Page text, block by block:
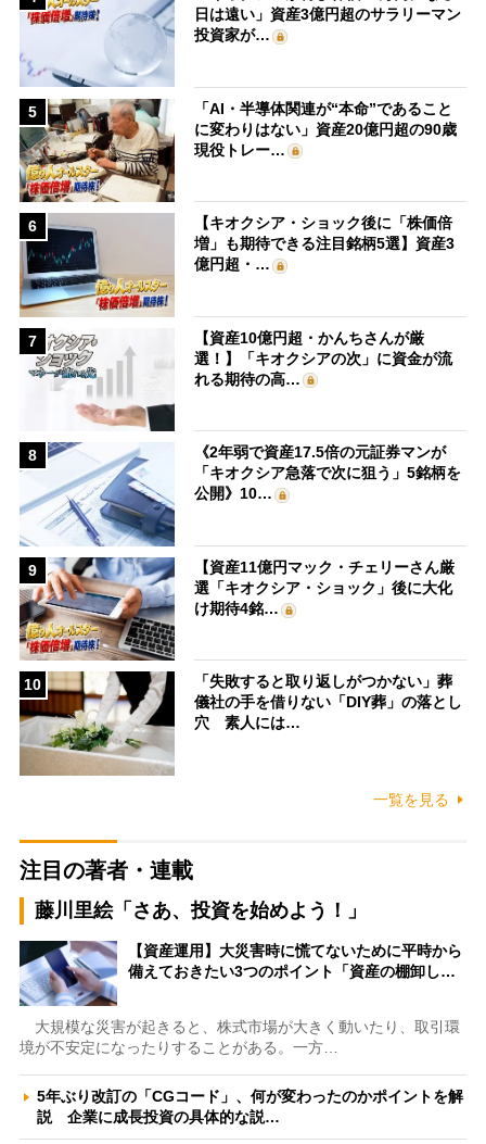
日は遠い」資産3億円超のサラリーマン
投資家が…
5
「AI・半導体関連が“本命”であること
に変わりはない」資産20億円超の90歳
現役トレー…
6
【キオクシア・ショック後に「株価倍
増」も期待できる注目銘柄5選】資産3
億円超・…
7
【資産10億円超・かんちさんが厳
選！】「キオクシアの次」に資金が流
れる期待の高…
8
《2年弱で資産17.5倍の元証券マンが
「キオクシア急落で次に狙う」5銘柄を
公開》10…
9
【資産11億円マック・チェリーさん厳
選「キオクシア・ショック」後に大化
け期待4銘…
10
「失敗すると取り返しがつかない」葬
儀社の手を借りない「DIY葬」の落とし
穴 素人には…
一覧を見る
注目の著者・連載
藤川里絵「さあ、投資を始めよう！」
【資産運用】大災害時に慌てないために平時から
備えておきたい3つのポイント「資産の棚卸し…
大規模な災害が起きると、株式市場が大きく動いたり、取引環
境が不安定になったりすることがある。一方…
5年ぶり改訂の「CGコード」、何が変わったのかポイントを解
説 企業に成長投資の具体的な説…